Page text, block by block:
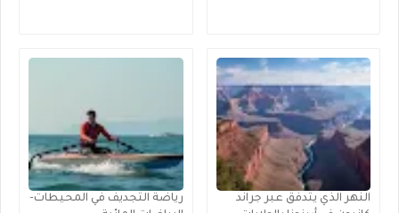
النهر الذي يتدفق عبر جراند
رياضة التجديف في المحيطات-